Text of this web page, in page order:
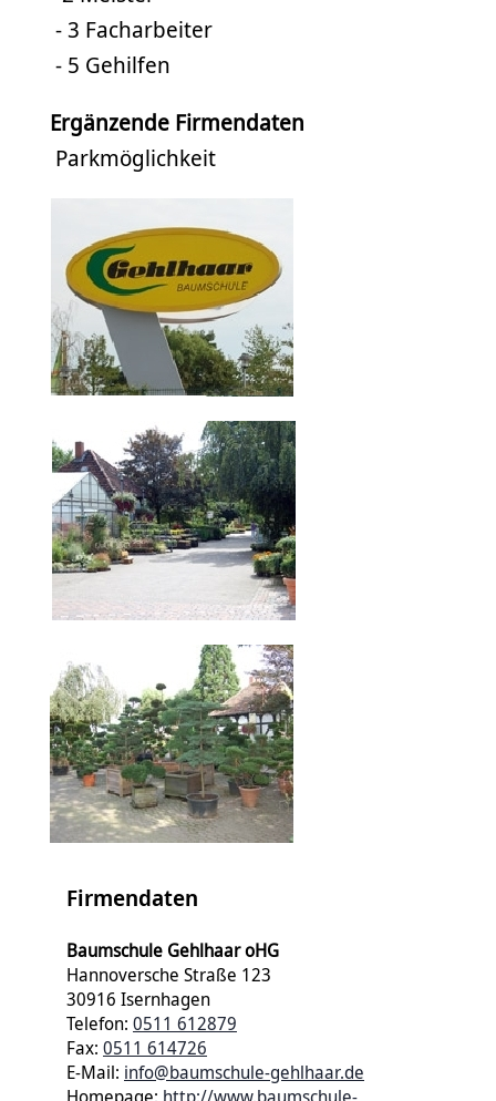
- 3 Facharbeiter
- 5 Gehilfen
Ergänzende Firmendaten
Parkmöglichkeit
Firmendaten
Baumschule Gehlhaar oHG
Hannoversche Straße 123
30916 Isernhagen
Telefon: 0511 612879
Fax: 0511 614726
E-Mail: info@baumschule-gehlhaar.de